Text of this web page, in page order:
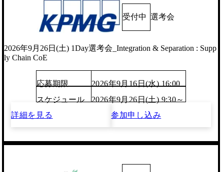
受付中 選考会
2026年9月26日(土) 1Day選考会_Integration & Separation : Supp
ly Chain CoE
応募期限
2026年9月16日(水) 16:00
スケジュール
2026年9月26日(土) 9:30～
詳細を見る
参加申し込み